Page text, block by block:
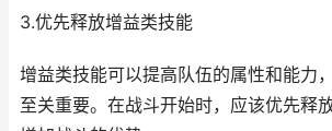
3.优先释放增益类技能
增益类技能可以提高队伍的属性和能力
至关重要。在战斗开始时，应该优先释